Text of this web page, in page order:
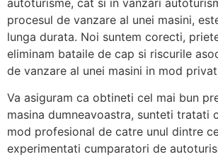
procesul de vanzare al unei masini,
lunga durata. Noi suntem corecti,
eliminam bataile de cap si riscurile
de vanzare al unei masini in mod
Va asiguram ca obtineti cel mai bun
masina dumneavoastra, sunteti tratati
mod profesional de catre unul dintre
experimentati cumparatori de